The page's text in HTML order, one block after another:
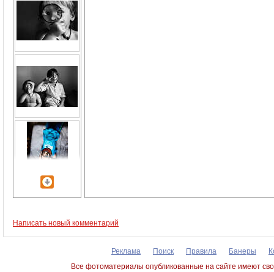
Написать новый комментарий
Реклама Поиск Правила Банеры
Все фотоматериалы опубликованные на сайте имеют